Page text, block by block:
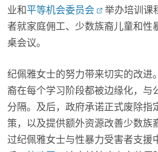
业和平等机会委员会
举办培训课
者就家庭佣工、少数族裔儿童和性
桌会议。
纪佩雅女士的努力带来切实的改进
裔在每个学习阶段都被边缘化，与
分隔。及后，政府承诺正式废除指
策，以及提供额外资源改善少数族
过纪佩雅女士与性暴力受害者支援